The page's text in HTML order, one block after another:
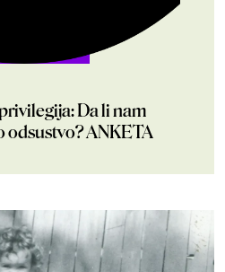
Da li nam
odsustvo? ANKETA